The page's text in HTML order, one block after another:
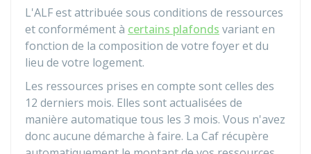
L'ALF est attribuée sous conditions de ressources
et conformément à certains plafonds variant en
fonction de la composition de votre foyer et du
lieu de votre logement.
Les ressources prises en compte sont celles des
12 derniers mois. Elles sont actualisées de
manière automatique tous les 3 mois. Vous n'avez
donc aucune démarche à faire. La Caf récupère